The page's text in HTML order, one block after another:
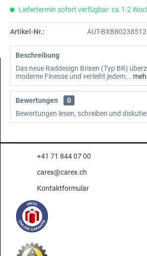
Liefertermin sofort verfügbar: ca.1-2
Artikel-Nr.: AUT-BXB80238512
Beschreibung
Das neue Raddesign Brixen (Typ BR)
moderne Finesse und verleiht jedem...
Bewertungen
0
Bewertungen lesen, schreiben und
+41 71 844 07 00
carex@carex.ch
Kontaktformular